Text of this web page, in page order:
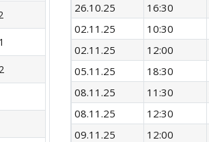
26.10.25
16:30
02.11.25
10:30
02.11.25
12:00
05.11.25
18:30
08.11.25
11:30
08.11.25
12:30
09.11.25
12:00